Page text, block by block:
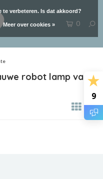
9
0
robot lamp van
verbeteren. Is dat akkoord?
Meer over cookies »